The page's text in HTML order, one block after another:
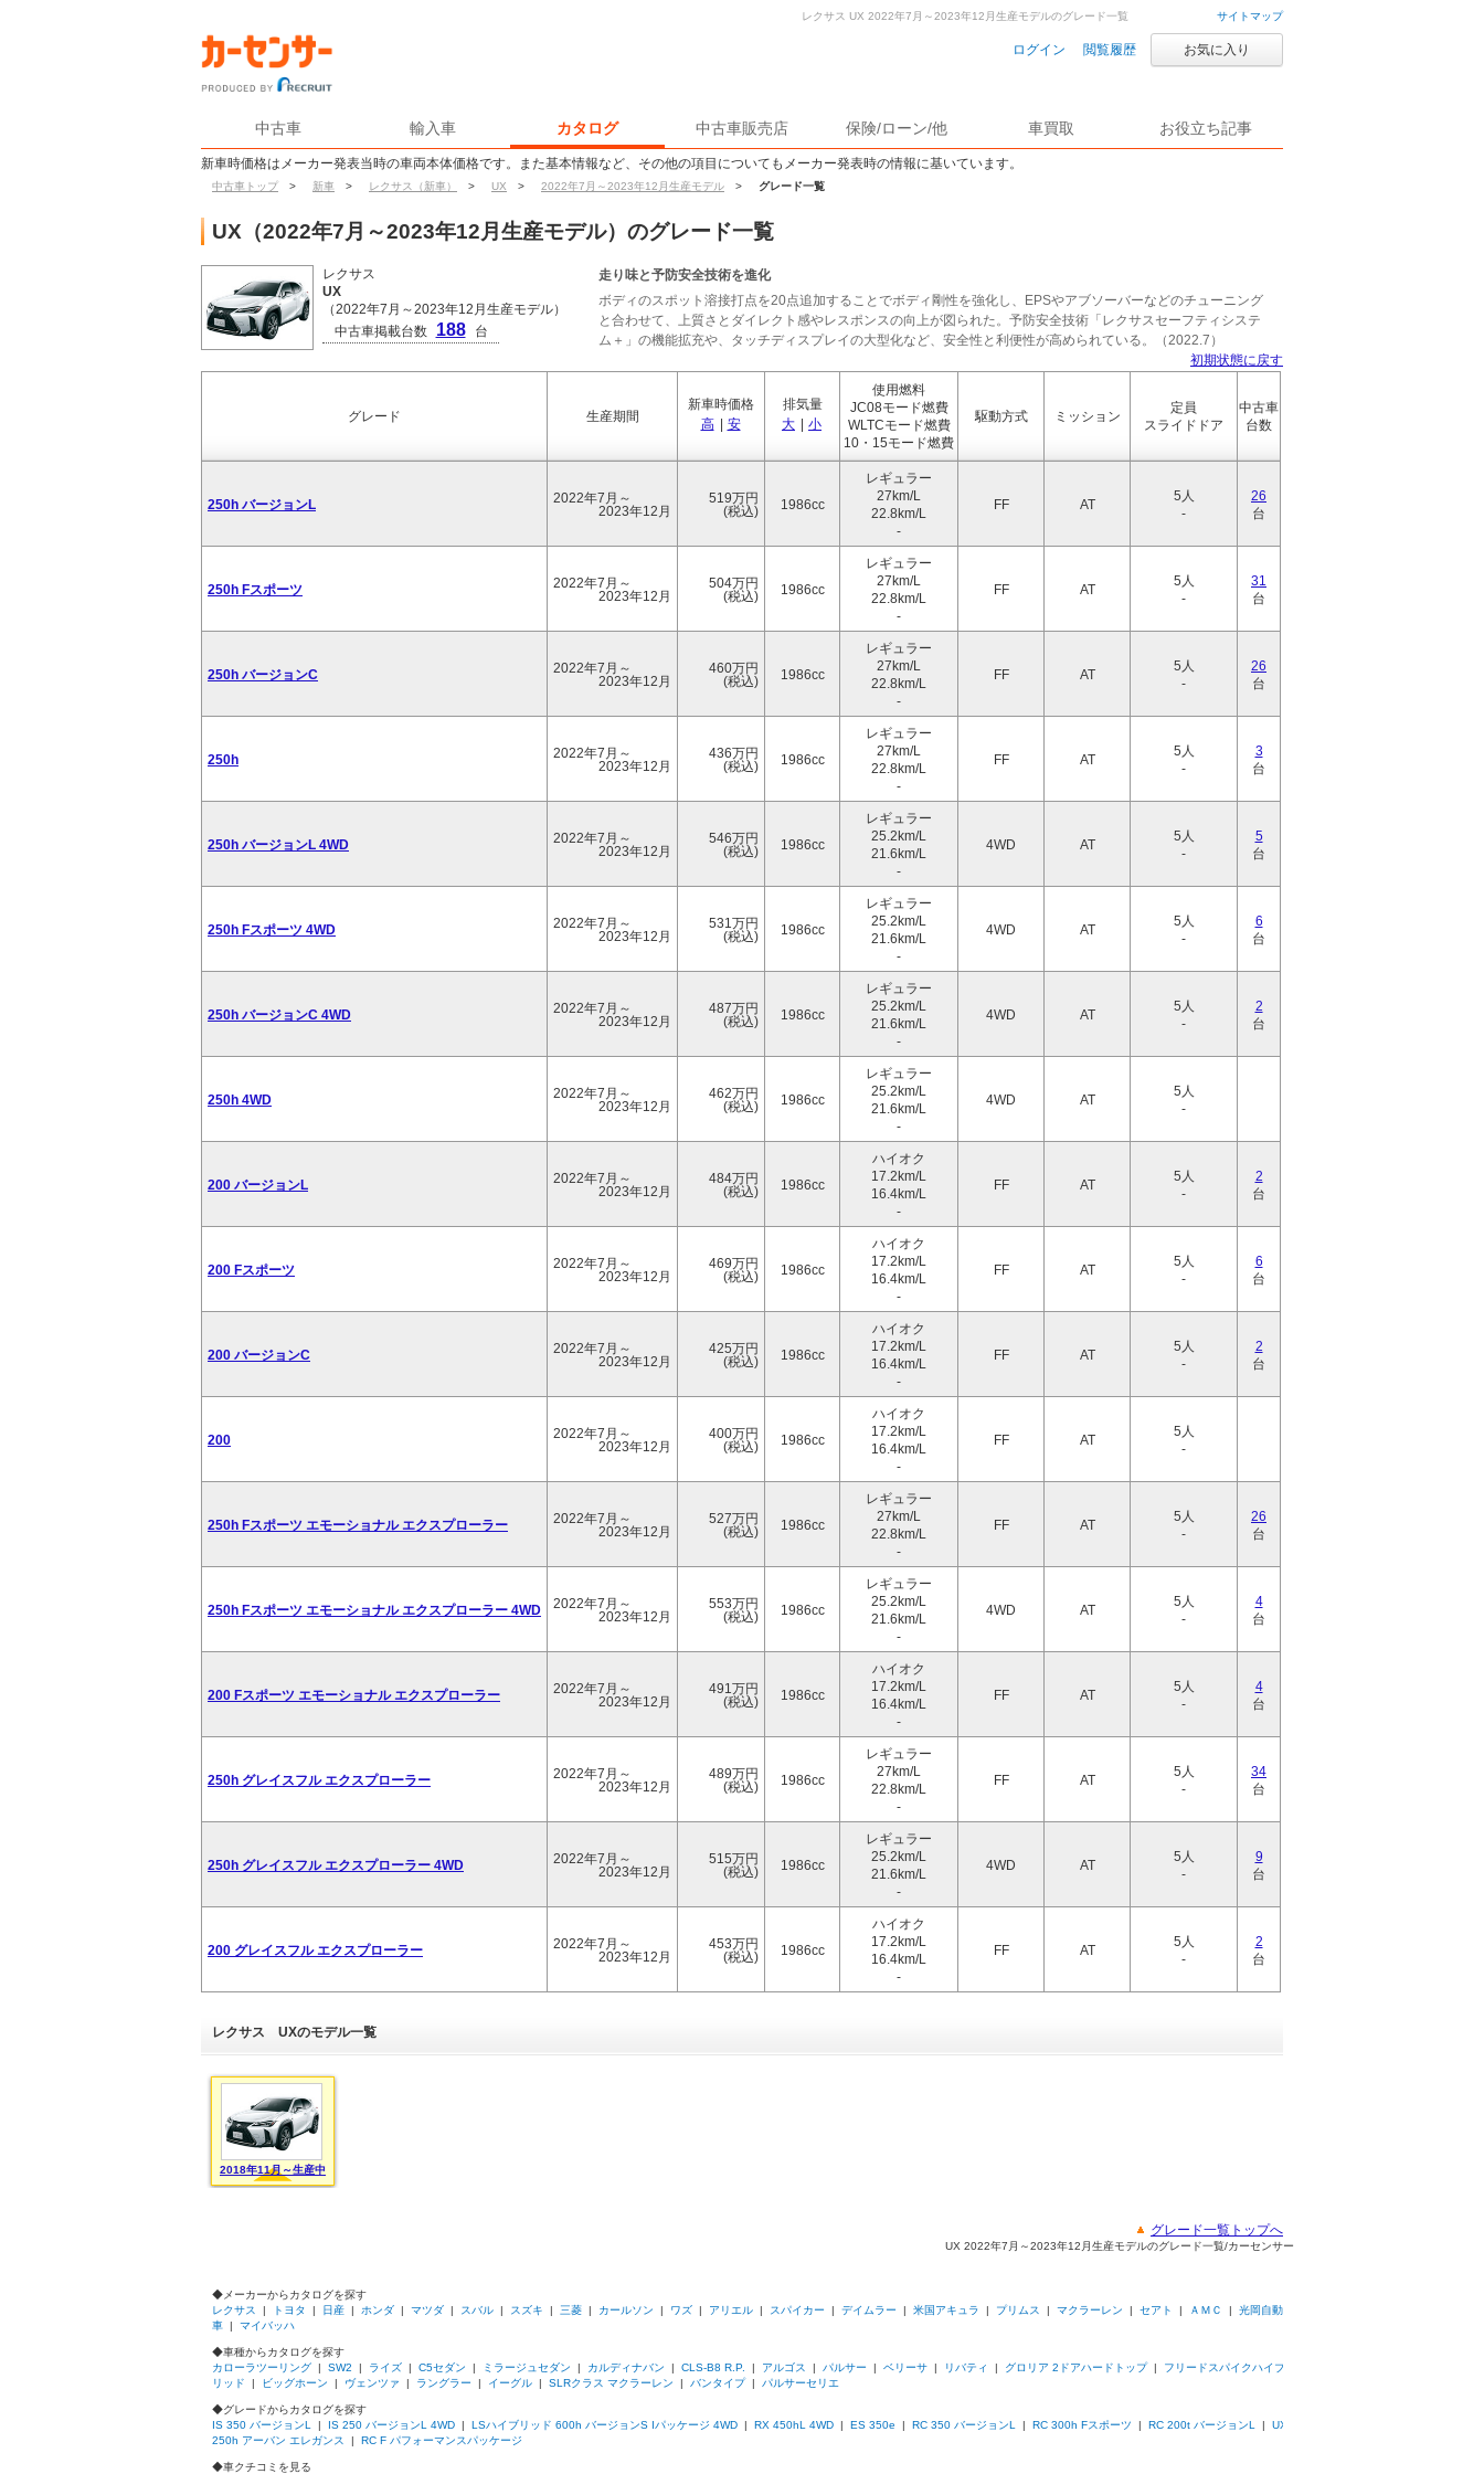
サイトマップ
ログイン 閲覧履歴 お気に入り
中古車 輸入車 カタログ 中古車販売店 保険/ローン/他 車買取 お役立ち記事
新車時価格はメーカー発表当時の車両本体価格です。また基本情報など、その他の項目についてもメーカー発表時の情報に基いています。
中古車トップ > 新車 > レクサス（新車） > UX > 2022年7月～2023年12月生産モデル > グレード一覧
レクサス UX 2022年7月～2023年12月生産モデルのグレード一覧
UX（2022年7月～2023年12月生産モデル）のグレード一覧
レクサス
UX
（2022年7月～2023年12月生産モデル）
中古車掲載台数
188 台
走り味と予防安全技術を進化
ボディのスポット溶接打点を20点追加することでボディ剛性を強化し、EPSやアブソーバーなどのチューニング
と合わせて、上質さとダイレクト感やレスポンスの向上が図られた。予防安全技術「レクサスセーフティシステ
ム＋」の機能拡充や、タッチディスプレイの大型化など、安全性と利便性が高められている。（2022.7）
初期状態に戻す
グレード 生産期間
新車時価格
高
安
排気量
大
小
使用燃料
JC08モード燃費
WLTCモード燃費
10・15モード燃費
駆動方式 ミッション
定員
スライドドア
中古車
台数
250h バージョンL
2022年7月～
2023年12月
519万円
(税込)
1986cc
レギュラー
27km/L
22.8km/L
-
FF AT
5人
-
26
台
250h Fスポーツ
2022年7月～
2023年12月
504万円
(税込)
1986cc
レギュラー
27km/L
22.8km/L
-
FF AT
5人
-
31
台
250h バージョンC
2022年7月～
2023年12月
460万円
(税込)
1986cc
レギュラー
27km/L
22.8km/L
-
FF AT
5人
-
26
台
250h
2022年7月～
2023年12月
436万円
(税込)
1986cc
レギュラー
27km/L
22.8km/L
-
FF AT
5人
-
3
台
250h バージョンL 4WD
2022年7月～
2023年12月
546万円
(税込)
1986cc
レギュラー
25.2km/L
21.6km/L
-
4WD AT
5人
-
5
台
250h Fスポーツ 4WD
2022年7月～
2023年12月
531万円
(税込)
1986cc
レギュラー
25.2km/L
21.6km/L
-
4WD AT
5人
-
6
台
250h バージョンC 4WD
2022年7月～
2023年12月
487万円
(税込)
1986cc
レギュラー
25.2km/L
21.6km/L
-
4WD AT
5人
-
2
台
250h 4WD
2022年7月～
2023年12月
462万円
(税込)
1986cc
レギュラー
25.2km/L
21.6km/L
-
4WD AT
5人
-
200 バージョンL
2022年7月～
2023年12月
484万円
(税込)
1986cc
ハイオク
17.2km/L
16.4km/L
-
FF AT
5人
-
2
台
200 Fスポーツ
2022年7月～
2023年12月
469万円
(税込)
1986cc
ハイオク
17.2km/L
16.4km/L
-
FF AT
5人
-
6
台
200 バージョンC
2022年7月～
2023年12月
425万円
(税込)
1986cc
ハイオク
17.2km/L
16.4km/L
-
FF AT
5人
-
2
台
200
2022年7月～
2023年12月
400万円
(税込)
1986cc
ハイオク
17.2km/L
16.4km/L
-
FF AT
5人
-
250h Fスポーツ エモーショナル エクスプローラー
2022年7月～
2023年12月
527万円
(税込)
1986cc
レギュラー
27km/L
22.8km/L
-
FF AT
5人
-
26
台
250h Fスポーツ エモーショナル エクスプローラー 4WD
2022年7月～
2023年12月
553万円
(税込)
1986cc
レギュラー
25.2km/L
21.6km/L
-
4WD AT
5人
-
4
台
200 Fスポーツ エモーショナル エクスプローラー
2022年7月～
2023年12月
491万円
(税込)
1986cc
ハイオク
17.2km/L
16.4km/L
-
FF AT
5人
-
4
台
250h グレイスフル エクスプローラー
2022年7月～
2023年12月
489万円
(税込)
1986cc
レギュラー
27km/L
22.8km/L
-
FF AT
5人
-
34
台
250h グレイスフル エクスプローラー 4WD
2022年7月～
2023年12月
515万円
(税込)
1986cc
レギュラー
25.2km/L
21.6km/L
-
4WD AT
5人
-
9
台
200 グレイスフル エクスプローラー
2022年7月～
2023年12月
453万円
(税込)
1986cc
ハイオク
17.2km/L
16.4km/L
-
FF AT
5人
-
2
台
レクサス UXのモデル一覧
2018年11月～生産中
グレード一覧トップへ
UX 2022年7月～2023年12月生産モデルのグレード一覧/カーセンサー
◆メーカーからカタログを探す
レクサス
| トヨタ | 日産 | ホンダ | マツダ | スバル | スズキ | 三菱 | カールソン | ワズ | アリエル | スパイカー | デイムラー | 米国アキュラ | プリムス | マクラーレン | セアト | ＡＭＣ | 光岡自動
車 | マイバッハ
◆車種からカタログを探す
カローラツーリング | SW2 | ライズ | C5セダン | ミラージュセダン | カルディナバン | CLS-B8 R.P. | アルゴス | パルサー | ベリーサ | リバティ | グロリア 2ドアハードトップ| フリードスパイクハイブ
リッド | ビッグホーン | ヴェンツァ | ラングラー | イーグル | SLRクラス マクラーレン | バンタイプ| パルサーセリエ
◆グレードからカタログを探す
IS 350 バージョンL
| IS 250 バージョンL 4WD | LSハイブリッド 600h バージョンS Iパッケージ 4WD | RX 450hL 4WD | ES 350e | RC 350 バージョンL | RC 300h Fスポーツ | RC 200t バージョンL | UX
250h アーバン エレガンス
| RC F パフォーマンスパッケージ
◆車クチコミを見る